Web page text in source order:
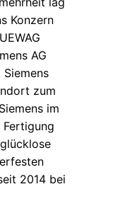
Konzern
AG
zum
im
2014 bei